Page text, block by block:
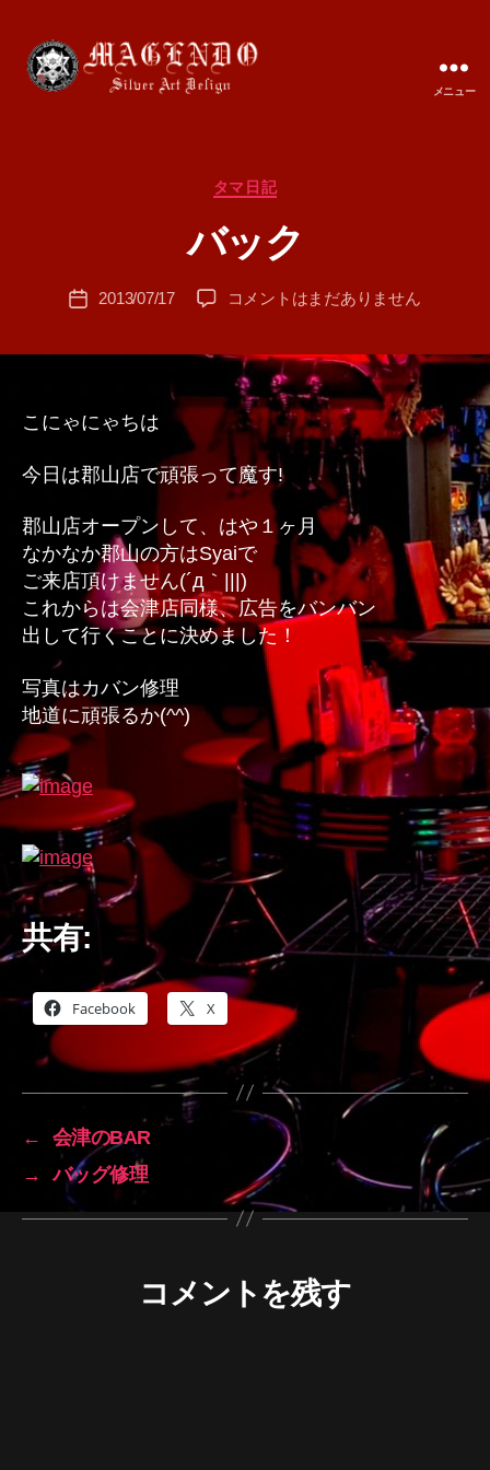
メニュー
カ
ゴ
リ
タマ日記
バック
成
者
T
A
投
2013/07/17
バ
へ
の
コメントはまだありません
こにゃにゃちは
今日は郡山店で頑張って魔す!
郡山店オープンして、はや１ヶ月
なかなか郡山の方はSyaiで
ご来店頂けません(´д｀|||)
これからは会津店同様、広告をバンバン
出して行くことに決めました！
写真はカバン修理
地道に頑張るか(^^)
共有:
Facebook X
←
会津のBAR
→
バッグ修理
コメントを残す